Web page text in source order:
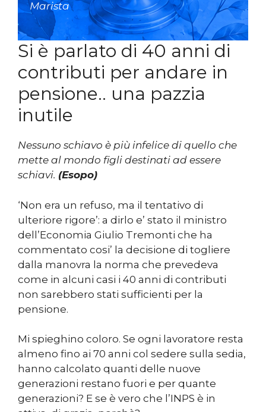
Marista
Si è parlato di 40 anni di
contributi per andare in
pensione.. una pazzia
inutile
Nessuno schiavo è più infelice di quello che
mette al mondo figli destinati ad essere
schiavi. (Esopo)
‘Non era un refuso, ma il tentativo di
ulteriore rigore’: a dirlo e’ stato il ministro
dell’Economia Giulio Tremonti che ha
commentato cosi’ la decisione di togliere
dalla manovra la norma che prevedeva
come in alcuni casi i 40 anni di contributi
non sarebbero stati sufficienti per la
pensione.
Mi spieghino coloro. Se ogni lavoratore resta
almeno fino ai 70 anni col sedere sulla sedia,
hanno calcolato quanti delle nuove
generazioni restano fuori e per quante
generazioni? E se è vero che l’INPS è in